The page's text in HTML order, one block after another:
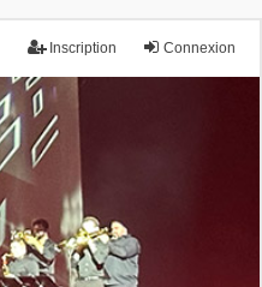
Connexion
Inscription